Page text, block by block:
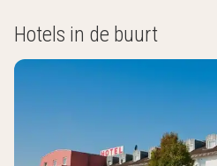
Hotels in de buurt